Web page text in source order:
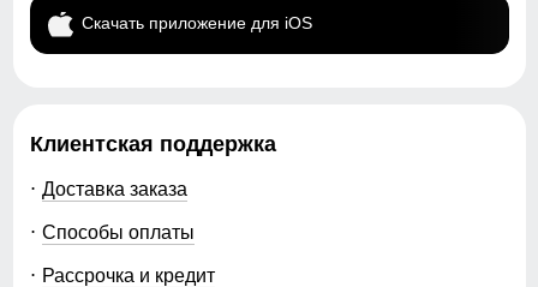
Скачать приложение для iOS
Клиентская поддержка
Доставка заказа
Способы оплаты
Рассрочка и кредит